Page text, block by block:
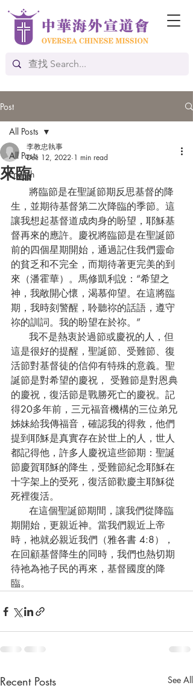
Post
All Posts
English
All Posts
來臨
李教忠執事
Dec 12, 2022 1 min read
生，並期待基督第二次降臨的季節。這
讓我想起基督道成肉身的盼望，耶穌基
督再來的應許。慶祝將臨節是在聖誕節
前的四個星期開始，通過記住我們靈命
的貧乏和不完全，而期待著更完美的到
來（潘霍華）。馬修凱利說：“希望之
神，我敞開心懷，渴慕仰望。在這將臨
期，我時刻警醒，聆聽祢的話語，遵守
祢的訓詞。我的盼望在於祢。”
這是很好的提醒，聖誕節、受難節、復
活節對基督徒的信仰有特殊的意義。聖
誕節是對希望的慶祝， 受難節是對恩典
的慶祝，復活節是戰勝死亡的慶祝。記
得20多年前，三元福音機構的三位弟兄
姊妹給我傳福音，確認我的得救，他們
提到耶穌是真實存在於世上的人，世人
都記得他，許多人慶祝這些節期：聖誕
節慶賀耶穌的降生，受難節紀念耶穌在
十字架上的受死，復活節歡慶主耶穌從
死裡復活。
期開始，更親近神。當我們親近上帝
時，祂就必親近我們（雅各書 4:8），
在回顧基督降生的同時，我們也熱切期
待祂為祂子民的再來，基督國度的降
臨。
Recent Posts See All